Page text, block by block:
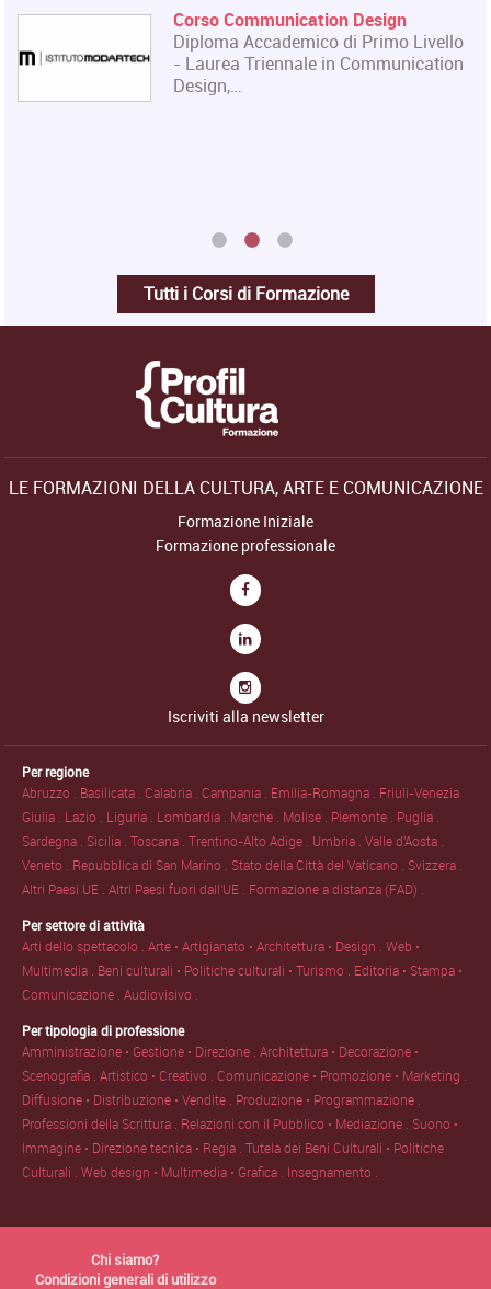
Corso Communication Design
Diploma Accademico di Primo Livello
- Laurea Triennale in Communication
Design,…
Tutti i Corsi di Formazione
LE FORMAZIONI DELLA CULTURA, ARTE E COMUNICAZIONE
Formazione Iniziale
Formazione professionale
Iscriviti alla newsletter
Per regione
Abruzzo . Basilicata .Calabria .Campania . Emilia-Romagna . Friuli-Venezia
Giulia . Lazio . Liguria . Lombardia . Marche . Molise . Piemonte . Puglia .
Sardegna . Sicilia .Toscana .Trentino-Alto Adige . Umbria .Valle d'Aosta .
Veneto . Repubblica di San Marino . Stato della Città del Vaticano . Svizzera .
Altri Paesi UE .Altri Paesi fuori dall'UE . Formazione a distanza (FAD) .
Per settore di attività
Arti dello spettacolo .Arte • Artigianato • Architettura • Design .Web •
Multimedia . Beni culturali • Politiche culturali • Turismo . Editoria • Stampa •
Comunicazione .Audiovisivo .
Per tipologia di professione
Amministrazione • Gestione • Direzione .Architettura • Decorazione •
Scenografia .Artistico • Creativo .Comunicazione • Promozione • Marketing .
Diffusione • Distribuzione • Vendite . Produzione • Programmazione .
Professioni della Scrittura . Relazioni con il Pubblico • Mediazione . Suono •
Immagine • Direzione tecnica • Regia .Tutela dei Beni Culturali • Politiche
Culturali .Web design • Multimedia • Grafica . Insegnamento .
Chi siamo?
Condizioni generali di utilizzo